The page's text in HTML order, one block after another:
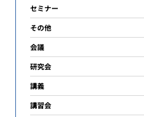
セミナー
その他
会議
研究会
講義
講習会